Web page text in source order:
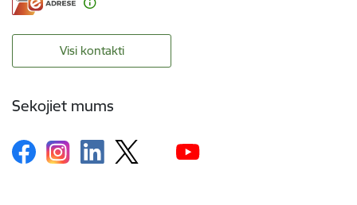
Visi kontakti
Sekojiet mums